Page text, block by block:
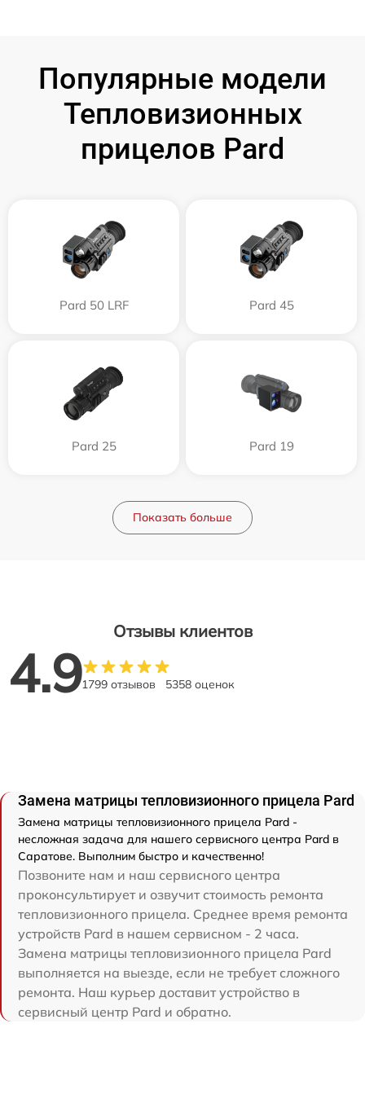
Популярные модели
Тепловизионных
прицелов Pard
Pard 50 LRF Pard 45
Pard 25 Pard 19
Показать больше
Отзывы клиентов
4.91799 отзывов 5358 оценок
Замена матрицы тепловизионного прицела Pard
Замена матрицы тепловизионного прицела Pard -
несложная задача для нашего сервисного центра Pard в
Саратове. Выполним быстро и качественно!
Позвоните нам и наш сервисного центра
проконсультирует и озвучит стоимость ремонта
тепловизионного прицела. Среднее время ремонта
устройств Pard в нашем сервисном - 2 часа.
Замена матрицы тепловизионного прицела Pard
выполняется на выезде, если не требует сложного
ремонта. Наш курьер доставит устройство в
сервисный центр Pard и обратно.